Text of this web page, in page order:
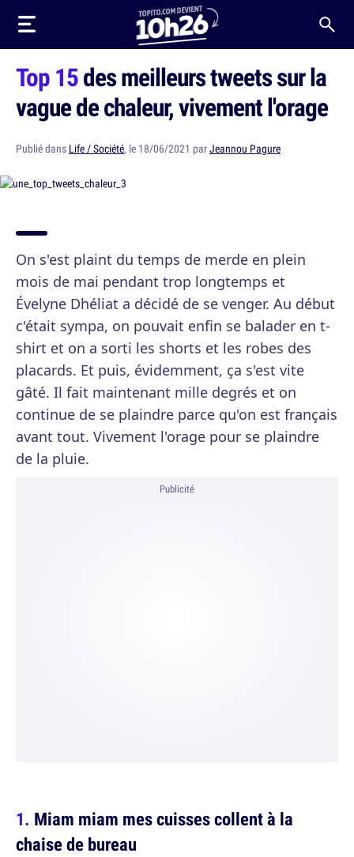
Top 15des meilleurs tweets sur la
vague de chaleur, vivement l'orage
Publié dans Life / Société, le 18/06/2021 parJeannou Pagure
On s'est plaint du temps de merde en plein
mois de mai pendant trop longtemps et
Évelyne Dhéliat a décidé de se venger. Au début
c'était sympa, on pouvait enfin se balader en t-
shirt et on a sorti les shorts et les robes des
placards. Et puis, évidemment, ça s'est vite
gâté. Il fait maintenant mille degrés et on
continue de se plaindre parce qu'on est français
avant tout. Vivement l'orage pour se plaindre
de la pluie.
Publicité
Miam miam mes cuisses collent à la
chaise de bureau